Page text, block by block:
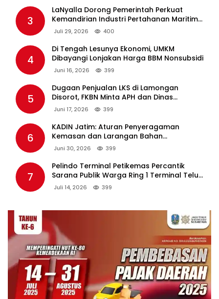
3
LaNyalla Dorong Pemerintah Perkuat
Kemandirian Industri Pertahanan Maritim
Lewat PT PAL
Juli 29, 2026 400
4
Di Tengah Lesunya Ekonomi, UMKM
Dibayangi Lonjakan Harga BBM Nonsubsidi
Juni 16, 2026 399
5
Dugaan Penjualan LKS di Lamongan
Disorot, FKBN Minta APH dan Dinas
Pendidikan Bertindak Tegas.
Juni 17, 2026 399
6
KADIN Jatim: Aturan Penyeragaman
Kemasan dan Larangan Bahan
Tambahan Berpotensi Ganggu Industri
Juni 30, 2026 399
7
Pelindo Terminal Petikemas Percantik
Sarana Publik Warga Ring 1 Terminal Teluk
Lamong Lewat Program TJSL
Juli 14, 2026 399